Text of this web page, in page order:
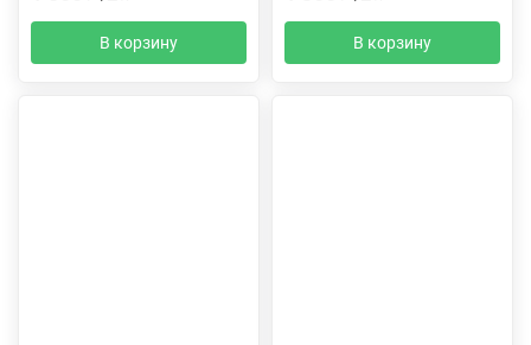
В корзину В корзину